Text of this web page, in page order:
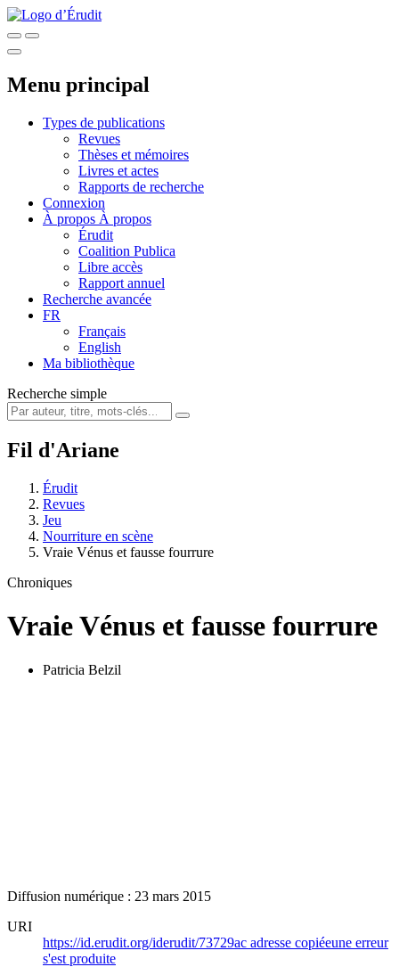
Menu principal
Types de publications
Revues
Thèses et mémoires
Livres et actes
Rapports de recherche
Connexion
À propos À propos
Érudit
Coalition Publica
Libre accès
Rapport annuel
Recherche avancée
FR
Français
English
Ma bibliothèque
Recherche simple
Fil d'Ariane
Érudit
Revues
Jeu
Nourriture en scène
Vraie Vénus et fausse fourrure
Chroniques
Vraie Vénus et fausse fourrure
Patricia Belzil
Diffusion numérique : 23 mars 2015
URI
https://id.erudit.org/iderudit/73729ac adresse copiéeune erreur
s'est produite